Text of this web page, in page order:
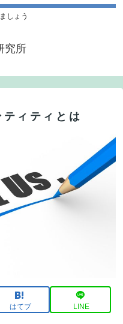
しょう
究所
ィティとは
はてブ LINE